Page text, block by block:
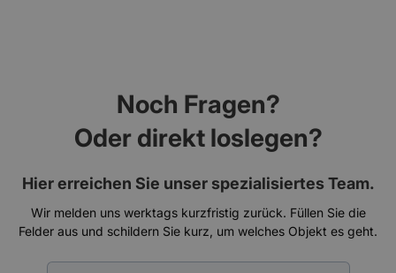
Schadenseinschätzung und Kalkulation.
Noch Fragen?
Oder direkt loslegen?
Hier erreichen Sie unser spezialisiertes Team.
Wir melden uns werktags kurzfristig zurück. Füllen Sie die
Felder aus und schildern Sie kurz, um welches Objekt es geht.